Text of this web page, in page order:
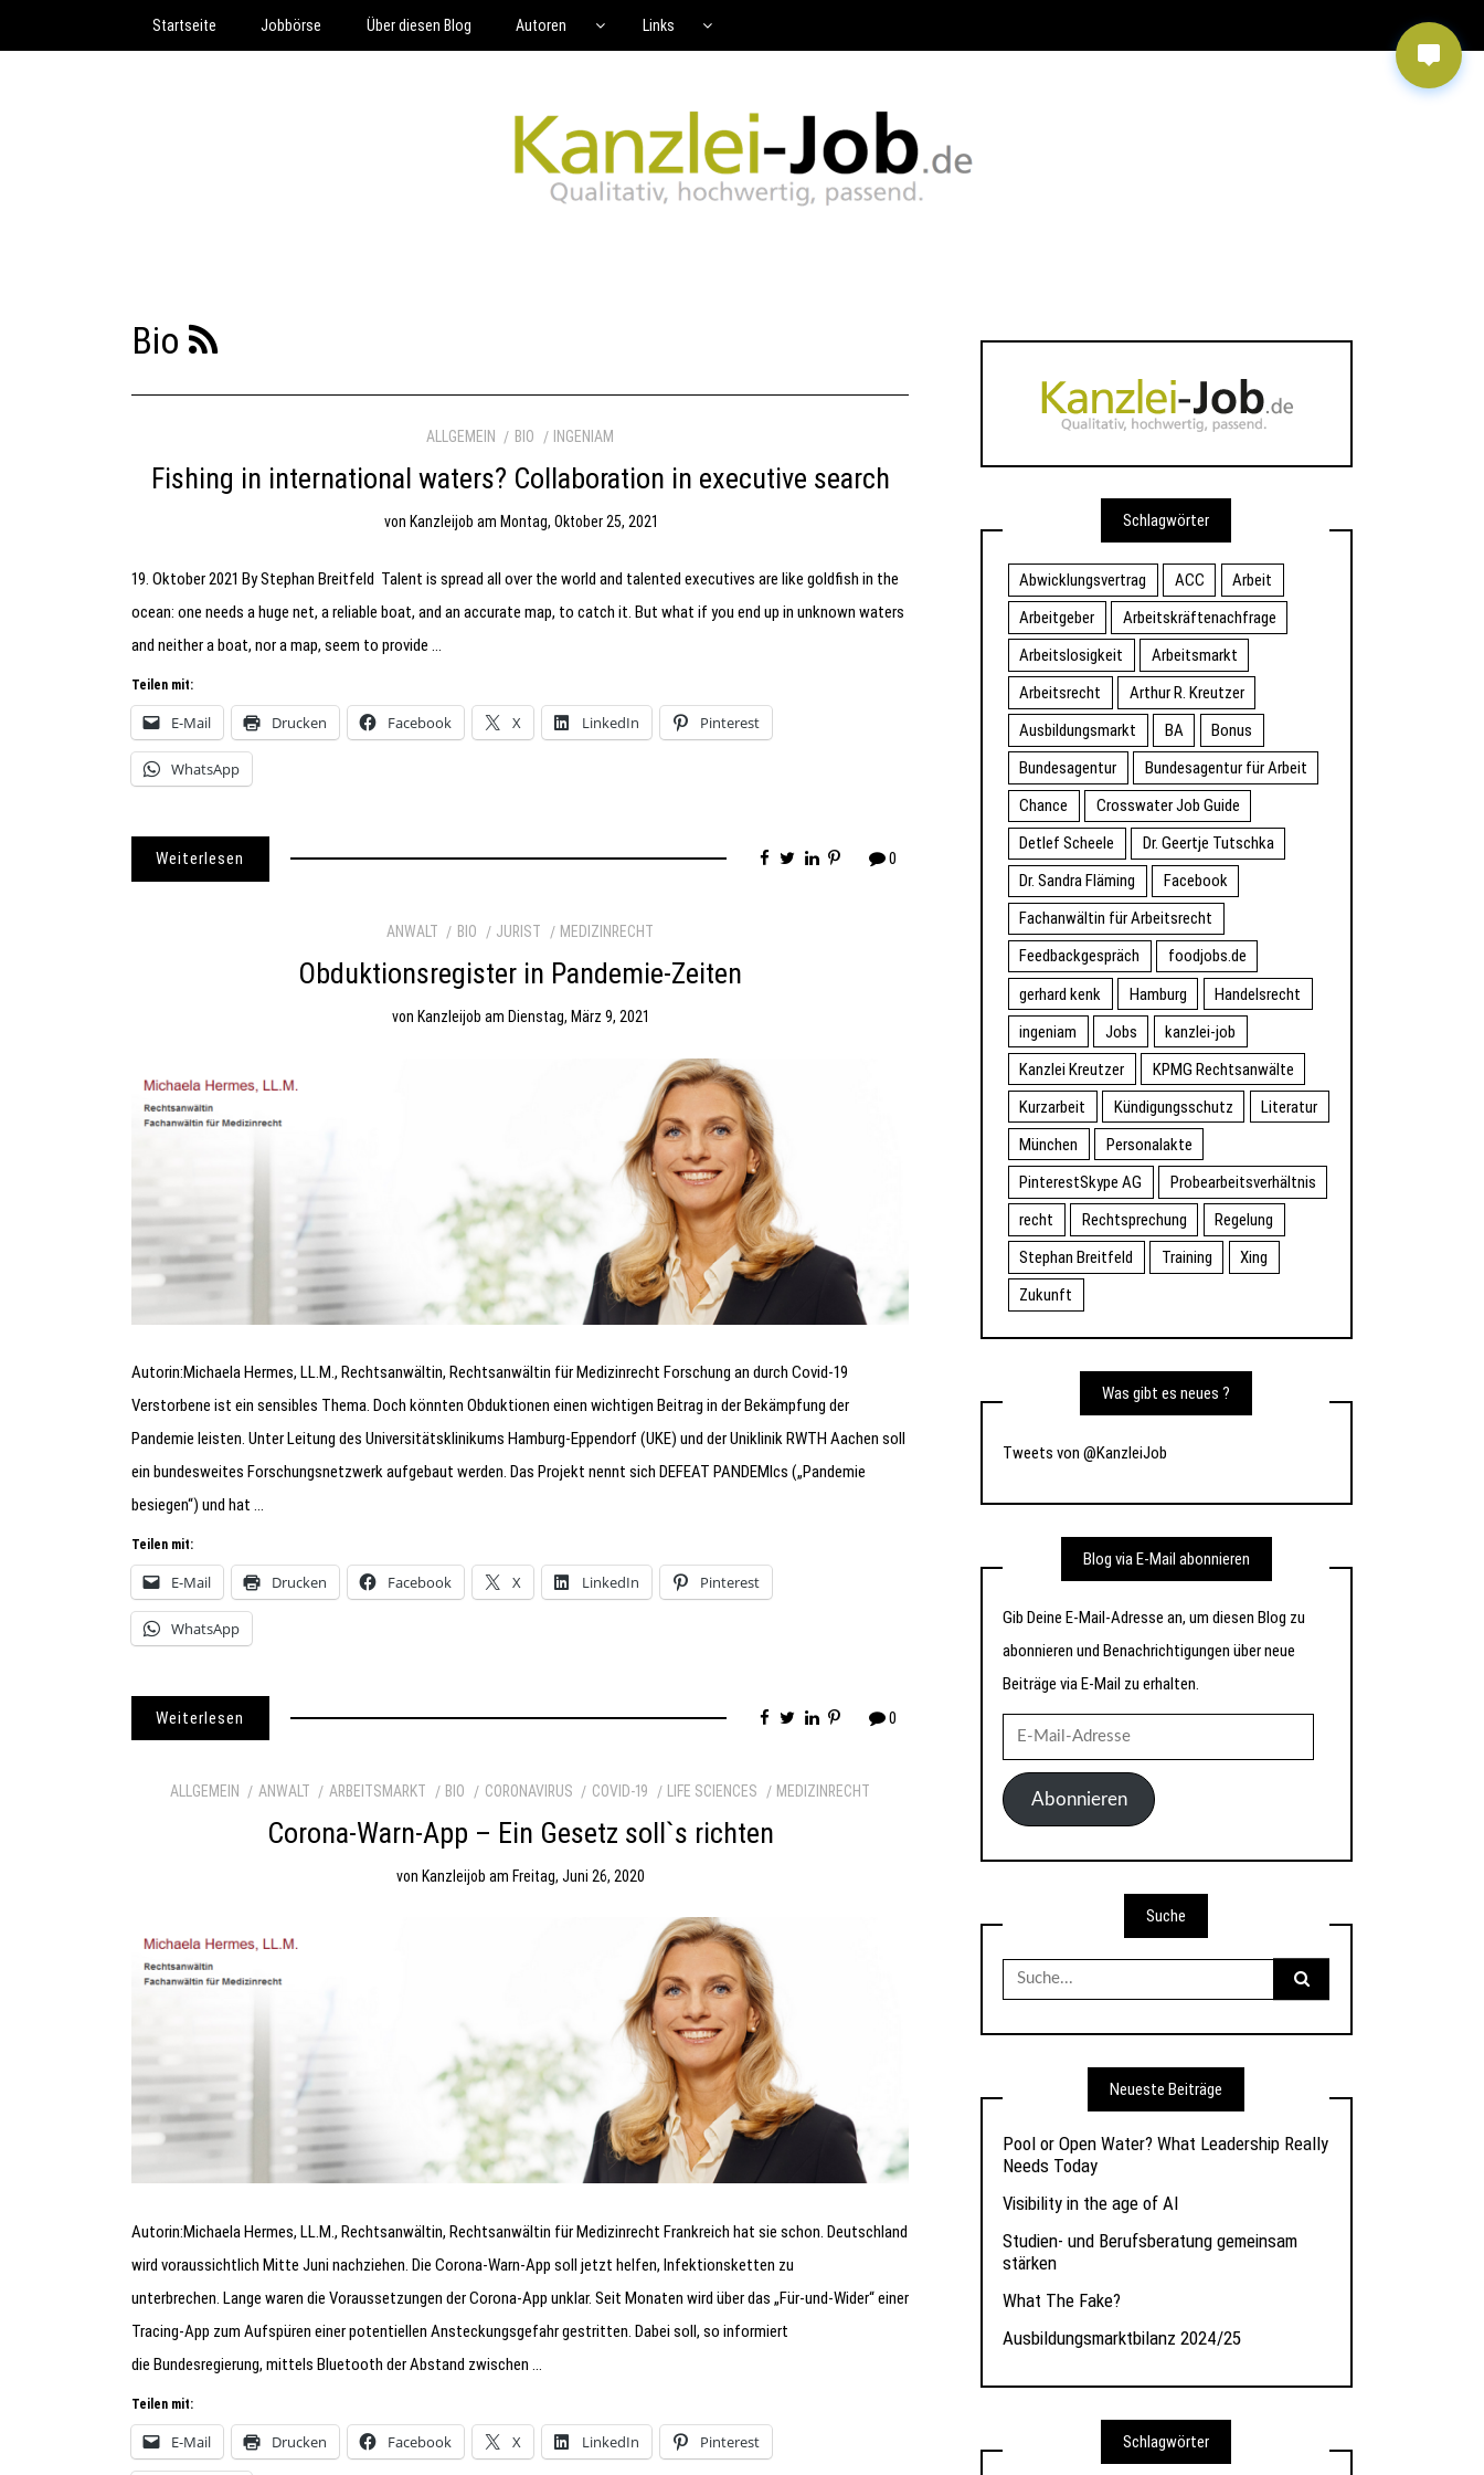
Startseite Jobbörse Über diesen Blog Autoren Links
Bio
ALLGEMEIN BIO INGENIAM
Fishing in international waters? Collaboration in executive search
von Kanzleijob am Montag, Oktober 25, 2021
19. Oktober 2021 By Stephan Breitfeld Talent is spread all over the world and talented executives are like goldfish in the
ocean: one needs a huge net, a reliable boat, and an accurate map, to catch it. But what if you end up in unknown waters
and neither a boat, nor a map, seem to provide …
Teilen mit:
E-Mail Drucken Facebook X LinkedIn Pinterest
WhatsApp
Weiterlesen 0
ANWALT BIO JURIST MEDIZINRECHT
Obduktionsregister in Pandemie-Zeiten
von Kanzleijob am Dienstag, März 9, 2021
Autorin:Michaela Hermes, LL.M., Rechtsanwältin, Rechtsanwältin für Medizinrecht Forschung an durch Covid-19
Verstorbene ist ein sensibles Thema. Doch könnten Obduktionen einen wichtigen Beitrag in der Bekämpfung der
Pandemie leisten. Unter Leitung des Universitätsklinikums Hamburg-Eppendorf (UKE) und der Uniklinik RWTH Aachen soll
ein bundesweites Forschungsnetzwerk aufgebaut werden. Das Projekt nennt sich DEFEAT PANDEMIcs („Pandemie
besiegen“) und hat …
Teilen mit:
E-Mail Drucken Facebook X LinkedIn Pinterest
WhatsApp
Weiterlesen 0
ALLGEMEIN ANWALT ARBEITSMARKT BIO CORONAVIRUS COVID-19 LIFE SCIENCES MEDIZINRECHT
Corona-Warn-App – Ein Gesetz soll`s richten
von Kanzleijob am Freitag, Juni 26, 2020
Autorin:Michaela Hermes, LL.M., Rechtsanwältin, Rechtsanwältin für Medizinrecht Frankreich hat sie schon. Deutschland
wird voraussichtlich Mitte Juni nachziehen. Die Corona-Warn-App soll jetzt helfen, Infektionsketten zu
unterbrechen. Lange waren die Voraussetzungen der Corona-App unklar. Seit Monaten wird über das „Für-und-Wider“ einer
Tracing-App zum Aufspüren einer potentiellen Ansteckungsgefahr gestritten. Dabei soll, so informiert
die Bundesregierung, mittels Bluetooth der Abstand zwischen …
Teilen mit:
E-Mail Drucken Facebook X LinkedIn Pinterest
Schlagwörter
Abwicklungsvertrag ACC
Arbeit
Arbeitgeber
Arbeitskräftenachfrage
Arbeitslosigkeit
Arbeitsmarkt
Arbeitsrecht
Arthur R. Kreutzer
Ausbildungsmarkt
BA
Bonus
Bundesagentur
Bundesagentur für Arbeit
Chance
Crosswater Job Guide
Detlef Scheele
Dr. Geertje Tutschka
Dr. Sandra Fläming
Facebook
Fachanwältin für Arbeitsrecht
Feedbackgespräch
foodjobs.de
gerhard kenk
Hamburg
Handelsrecht
ingeniam
Jobs
kanzlei-job
Kanzlei Kreutzer
KPMG Rechtsanwälte
Kurzarbeit
Kündigungsschutz
Literatur
München
Personalakte
PinterestSkype AG
Probearbeitsverhältnis
recht
Rechtsprechung
Regelung
Stephan Breitfeld
Training
Xing
Zukunft
Was gibt es neues ?
Tweets von @KanzleiJob
Blog via E-Mail abonnieren
Gib Deine E-Mail-Adresse an, um diesen Blog zu
abonnieren und Benachrichtigungen über neue
Beiträge via E-Mail zu erhalten.
Mail-
AdresseAbonnieren
Suche
Suche
nach:
Neueste Beiträge
Pool or Open Water? What Leadership Really
Needs Today
Visibility in the age of AI
Studien- und Berufsberatung gemeinsam
stärken
What The Fake?
Ausbildungsmarktbilanz 2024/25
Schlagwörter